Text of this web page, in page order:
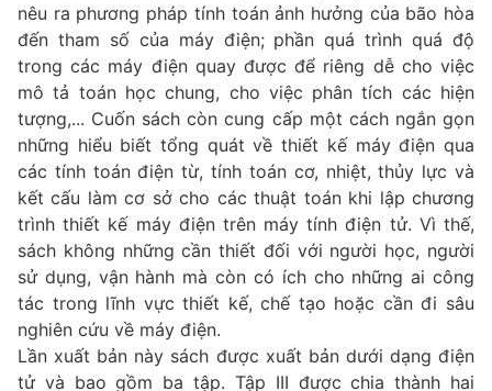
nêu ra phương pháp tính toán ảnh hưởng của bão hòa
đến tham số của máy điện; phần quá trình quá độ
trong các máy điện quay được để riêng dễ cho việc
mô tả toán học chung, cho việc phân tích các hiện
tượng,... Cuốn sách còn cung cấp một cách ngắn gọn
những hiểu biết tổng quát về thiết kế máy điện qua
các tính toán điện từ, tính toán cơ, nhiệt, thủy lực và
kết cấu làm cơ sở cho các thuật toán khi lập chương
trình thiết kế máy điện trên máy tính điện tử. Vì thế,
sách không những cần thiết đối với người học, người
sử dụng, vận hành mà còn có ích cho những ai công
tác trong lĩnh vực thiết kế, chế tạo hoặc cần đi sâu
nghiên cứu về máy điện.
Lần xuất bản này sách được xuất bản dưới dạng điện
tử và bao gồm ba tập. Tập III được chia thành hai